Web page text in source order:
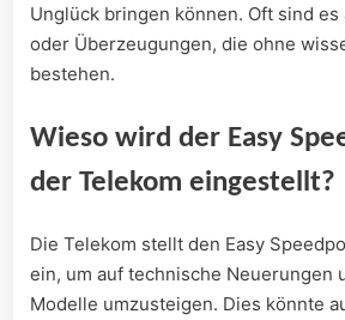
Unglück bringen können. Oft sind
oder Überzeugungen, die ohne
bestehen.
Wieso ‍wird der ​Easy
der Telekom eingestellt?
Die​ Telekom⁣ stellt den Easy
ein, um auf technische Neuerungen
Modelle umzusteigen. Dies könnte